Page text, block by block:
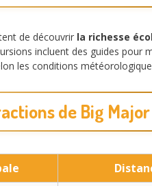
de découvrir la richesse
incluent des guides pour
les conditions
de Big Major